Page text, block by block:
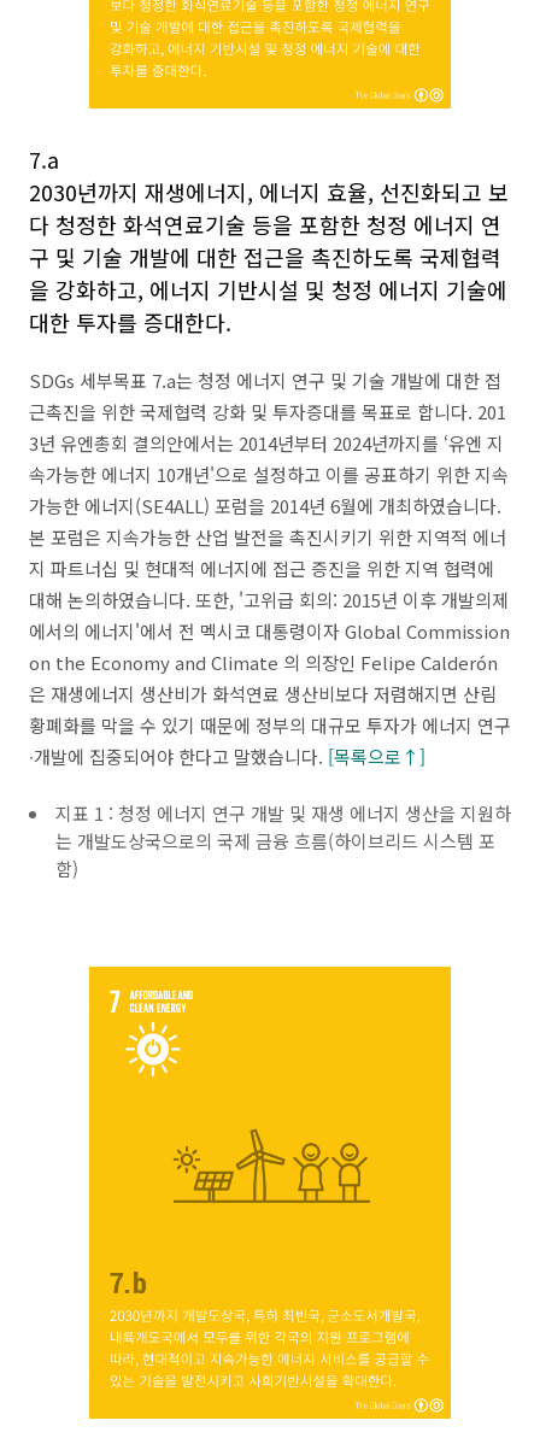
7.a
2030년까지 재생에너지, 에너지 효율, 선진화되고 보
다 청정한 화석연료기술 등을 포함한 청정 에너지 연
구 및 기술 개발에 대한 접근을 촉진하도록 국제협력
을 강화하고, 에너지 기반시설 및 청정 에너지 기술에
대한 투자를 증대한다.
SDGs 세부목표 7.a는 청정 에너지 연구 및 기술 개발에 대한 접
근촉진을 위한 국제협력 강화 및 투자증대를 목표로 합니다. 201
3년 유엔총회 결의안에서는 2014년부터 2024년까지를 ‘유엔 지
속가능한 에너지 10개년'으로 설정하고 이를 공표하기 위한 지속
가능한 에너지(SE4ALL) 포럼을 2014년 6월에 개최하였습니다.
본 포럼은 지속가능한 산업 발전을 촉진시키기 위한 지역적 에너
지 파트너십 및 현대적 에너지에 접근 증진을 위한 지역 협력에
대해 논의하였습니다. 또한, '고위급 회의: 2015년 이후 개발의제
에서의 에너지'에서 전 멕시코 대통령이자 Global Commission
on the Economy and Climate 의 의장인 Felipe Calderón
은 재생에너지 생산비가 화석연료 생산비보다 저렴해지면 산림
황폐화를 막을 수 있기 때문에 정부의 대규모 투자가 에너지 연구
∙개발에 집중되어야 한다고 말했습니다. [목록으로↑]
지표 1 : 청정 에너지 연구 개발 및 재생 에너지 생산을 지원하
는 개발도상국으로의 국제 금융 흐름(하이브리드 시스템 포
함)